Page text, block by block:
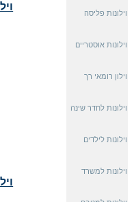
וילונות פליסה
וילונות אוסטריים
וילון רומאי רך
וילונות לחדר שינה
וילונות לילדים
וילונות למשרד